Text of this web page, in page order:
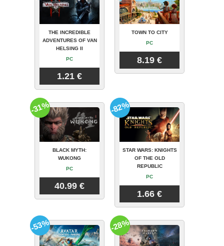
THE INCREDIBLE
ADVENTURES OF VAN
HELSING II
PC
1.21 €
TOWN TO CITY
PC
8.19 €
BLACK MYTH:
WUKONG
PC
40.99 €
-31%
STAR WARS: KNIGHTS
OF THE OLD
REPUBLIC
PC
1.66 €
-82%
-53% -28%